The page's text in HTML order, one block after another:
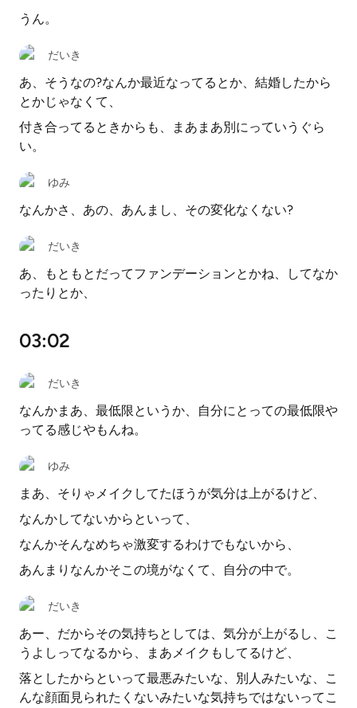
うん。
だいき
あ、そうなの?なんか最近なってるとか、結婚したから
とかじゃなくて、
付き合ってるときからも、まあまあ別にっていうぐら
い。
ゆみ
なんかさ、あの、あんまし、その変化なくない?
だいき
あ、もともとだってファンデーションとかね、してなか
ったりとか、
03:02
だいき
なんかまあ、最低限というか、自分にとっての最低限や
ってる感じやもんね。
ゆみ
まあ、そりゃメイクしてたほうが気分は上がるけど、
なんかしてないからといって、
なんかそんなめちゃ激変するわけでもないから、
あんまりなんかそこの境がなくて、自分の中で。
だいき
あー、だからその気持ちとしては、気分が上がるし、こ
うよしってなるから、まあメイクもしてるけど、
落としたからといって最悪みたいな、別人みたいな、こ
んな顔面見られたくないみたいな気持ちではないってこ